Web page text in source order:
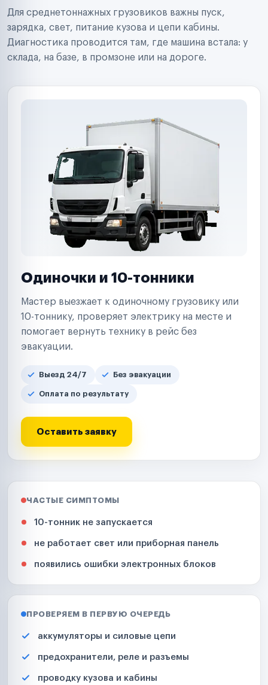
Аренда спецтехники
Ремонт спецтехники
Ритейл-сети
Управляющие компании
Страховые компании
Для среднетоннажных грузовиков важны пуск,
зарядка, свет, питание кузова и цепи кабины.
Диагностика проводится там, где машина встала: у
склада, на базе, в промзоне или на дороге.
Одиночки и 10-тонники
Мастер выезжает к одиночному грузовику или
10-тоннику, проверяет электрику на месте и
помогает вернуть технику в рейс без
эвакуации.
Выезд 24/7 Без эвакуации
Оплата по результату
Оставить заявку
ЧАСТЫЕ СИМПТОМЫ
10-тонник не запускается
не работает свет или приборная панель
появились ошибки электронных блоков
ПРОВЕРЯЕМ В ПЕРВУЮ ОЧЕРЕДЬ
аккумуляторы и силовые цепи
предохранители, реле и разъемы
проводку кузова и кабины